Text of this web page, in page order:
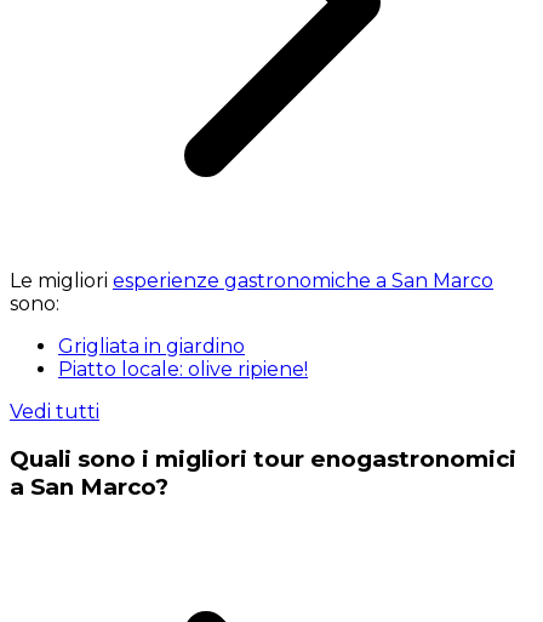
Le migliori esperienze gastronomiche a San Marco
sono:
Grigliata in giardino
Piatto locale: olive ripiene!
Vedi tutti
Quali sono i migliori tour enogastronomici
a San Marco?